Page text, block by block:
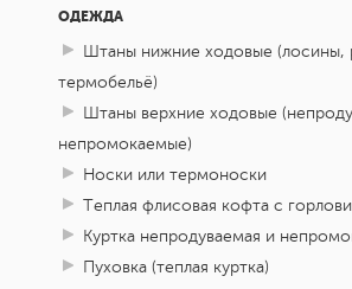
ОДЕЖДА
Штаны нижние ходовые (лосины,
термобельё)
Штаны верхние ходовые
непромокаемые)
Носки или термоноски
Теплая флисовая кофта с
Куртка непродуваемая и
Пуховка (теплая куртка)